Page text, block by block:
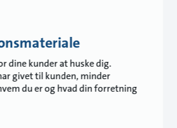
dine kunder at huske dig.
givet til kunden, minder
du er og hvad din forretning